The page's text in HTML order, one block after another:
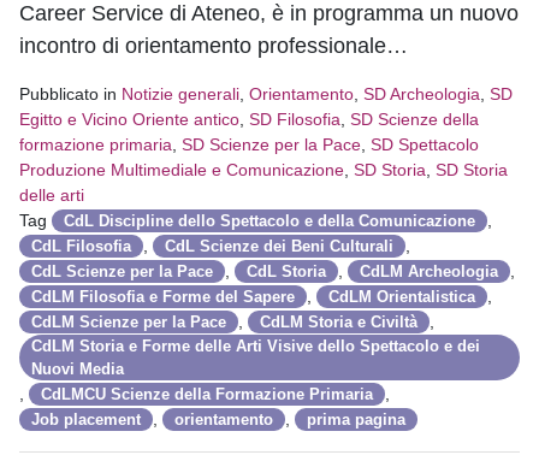
Career Service di Ateneo, è in programma un nuovo
incontro di orientamento professionale…
Pubblicato in Notizie generali, Orientamento, SD Archeologia, SD
Egitto e Vicino Oriente antico, SD Filosofia, SD Scienze della
formazione primaria, SD Scienze per la Pace, SD Spettacolo
Produzione Multimediale e Comunicazione, SD Storia, SD Storia
delle arti
Tag
CdL Discipline dello Spettacolo e della Comunicazione ,
CdL Filosofia , CdL Scienze dei Beni Culturali ,
CdL Scienze per la Pace , CdL Storia , CdLM Archeologia ,
CdLM Filosofia e Forme del Sapere , CdLM Orientalistica ,
CdLM Scienze per la Pace , CdLM Storia e Civiltà ,
CdLM Storia e Forme delle Arti Visive dello Spettacolo e dei
Nuovi Media
, CdLMCU Scienze della Formazione Primaria ,
Job placement , orientamento , prima pagina